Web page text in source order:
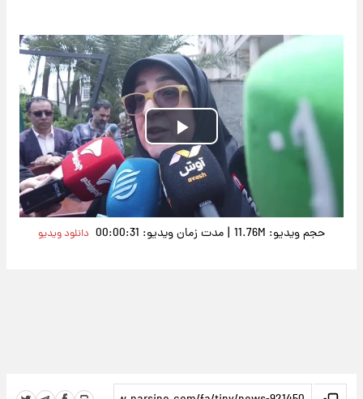
Play
Video
حجم ویدیو: 11.76M | مدت زمان ویدیو: 00:00:31 دانلود ویدیو